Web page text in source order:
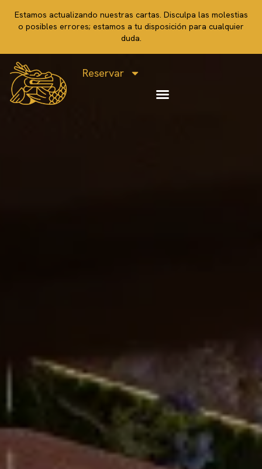
Estamos actualizando nuestras cartas. Disculpa las molestias
o posibles errores; estamos a tu disposición para cualquier
duda.
Reservar